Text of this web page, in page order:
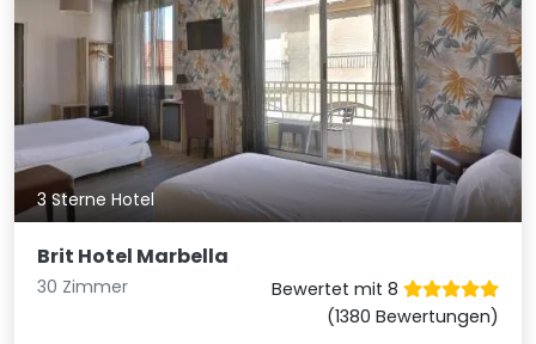
3 Sterne Hotel
Brit Hotel Marbella
30 Zimmer
Bewertet mit 8
(1380 Bewertungen)